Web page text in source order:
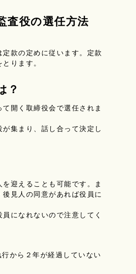
査役の選任方法
款の定めに従います。定款
ります。
？
開く取締役会で選任されま
集まり、話し合って決定し
迎えることも可能です。ま
見人の同意があれば役員に
になれないので注意してく
から２年が経過していない